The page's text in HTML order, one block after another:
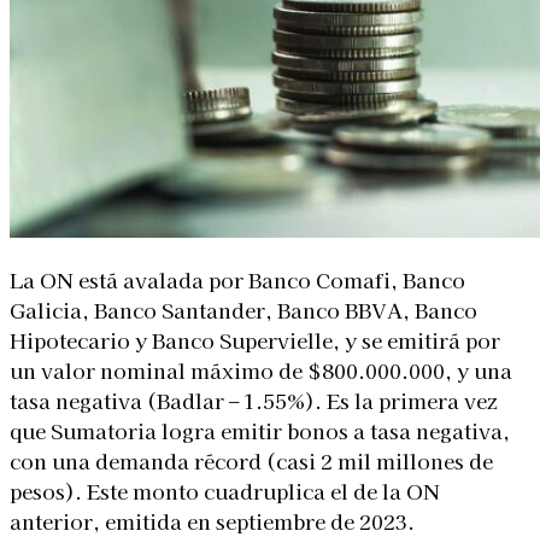
La ON está avalada por Banco Comafi, Banco
Galicia, Banco Santander, Banco BBVA, Banco
Hipotecario y Banco Supervielle, y se emitirá por
un valor nominal máximo de $800.000.000, y una
tasa negativa (Badlar – 1.55%). Es la primera vez
que Sumatoria logra emitir bonos a tasa negativa,
con una demanda récord (casi 2 mil millones de
pesos). Este monto cuadruplica el de la ON
anterior, emitida en septiembre de 2023.